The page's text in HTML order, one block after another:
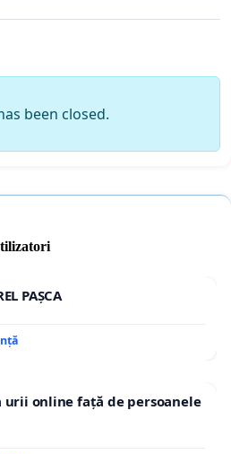
been closed.
PAȘCA
online față de persoanele